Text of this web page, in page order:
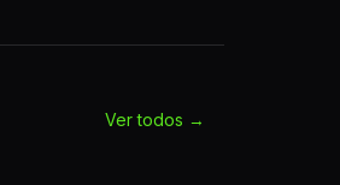
Ver todos →